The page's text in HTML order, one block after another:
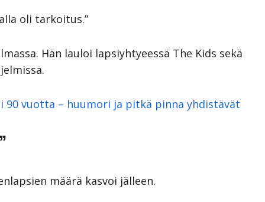
oli tarkoitus.”
Hän lauloi lapsiyhtyeessä The Kids sekä
90 vuotta – huumori ja pitkä pinna yhdistävät
määrä kasvoi jälleen.